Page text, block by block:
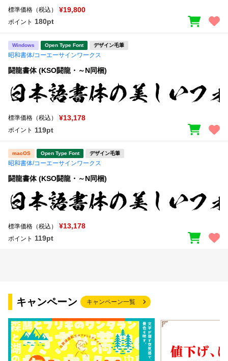
標準価格（税込） ¥19,800
ポイント 180pt
Windows Open Type Font デザイン毛筆
昭和書体/コーエーサインワークス
闘龍書体 (KSO闘龍・～N同梱)
標準価格（税込） ¥13,178
ポイント 119pt
macOS Open Type Font デザイン毛筆
昭和書体/コーエーサインワークス
闘龍書体 (KSO闘龍・～N同梱)
標準価格（税込） ¥13,178
ポイント 119pt
キャンペーン キャンペーン一覧